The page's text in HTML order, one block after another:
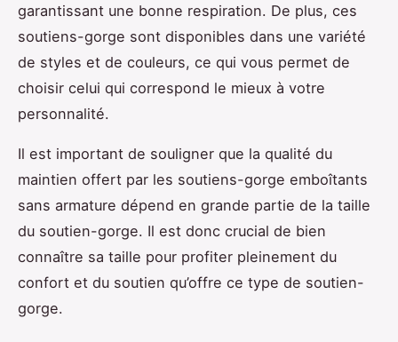
garantissant une bonne respiration. De plus, ces
soutiens-gorge sont disponibles dans une variété
de styles et de couleurs, ce qui vous permet de
choisir celui qui correspond le mieux à votre
personnalité.
Il est important de souligner que la qualité du
maintien offert par les soutiens-gorge emboîtants
sans armature dépend en grande partie de la taille
du soutien-gorge. Il est donc crucial de bien
connaître sa taille pour profiter pleinement du
confort et du soutien qu’offre ce type de soutien-
gorge.